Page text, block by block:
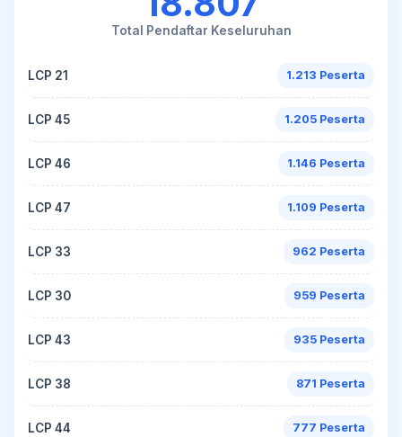
Total Pendaftar Keseluruhan
LCP 21 1.213 Peserta
LCP 45 1.205 Peserta
LCP 46 1.146 Peserta
LCP 47 1.109 Peserta
LCP 33 962 Peserta
LCP 30 959 Peserta
LCP 43 935 Peserta
LCP 38 871 Peserta
LCP 44 777 Peserta